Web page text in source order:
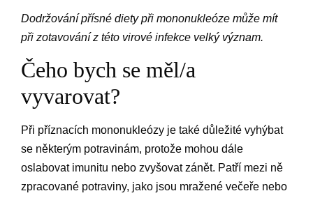
Dodržování přísné diety při mononukleóze může mít
při zotavování z této virové infekce velký význam.
Čeho bych se měl/a
vyvarovat?
Při příznacích mononukleózy je také důležité vyhýbat
se některým potravinám, protože mohou dále
oslabovat imunitu nebo zvyšovat zánět. Patří mezi ně
zpracované potraviny, jako jsou mražené večeře nebo